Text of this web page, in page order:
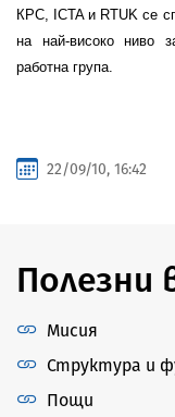
КРС, ICTAи RTUK се
на най-високо ниво
работна група.
22/09/10, 16:42
Полезни
Мисия
Структура и
Пощи